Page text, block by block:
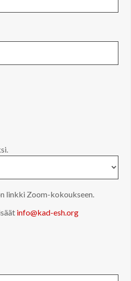
linkki Zoom-kokoukseen.
info@kad-esh.org